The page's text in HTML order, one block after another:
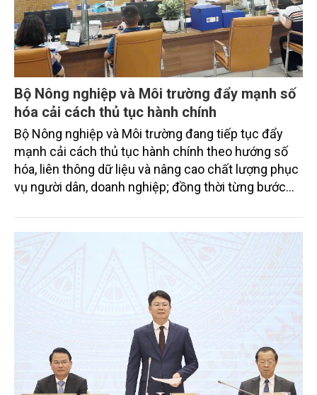
Bộ Nông nghiệp và Môi trường đẩy mạnh số
hóa cải cách thủ tục hành chính
Bộ Nông nghiệp và Môi trường đang tiếp tục đẩy
mạnh cải cách thủ tục hành chính theo hướng số
hóa, liên thông dữ liệu và nâng cao chất lượng phục
vụ người dân, doanh nghiệp; đồng thời từng bước
hành chính ngành Nông nghiệp và Môi trường theo
mô hình tập trung, thống nhất trên toàn quốc.